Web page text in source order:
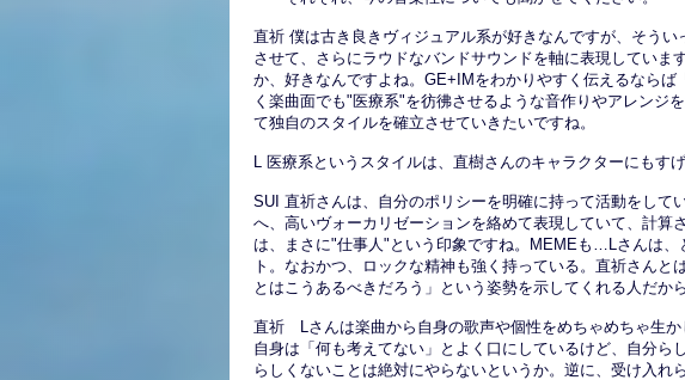
直祈 僕は古き良きヴィジュアル系が好きなんですが、そう
させて、さらにラウドなバンドサウンドを軸に表現していま
か、好きなんですよね。GE+IMをわかりやすく伝えるならば
く楽曲面でも"医療系"を彷彿させるような音作りやアレンジ
て独自のスタイルを確立させていきたいですね。
L 医療系というスタイルは、直樹さんのキャラクターにもす
SUI 直祈さんは、自分のポリシーを明確に持って活動をして
へ、高いヴォーカリゼーションを絡めて表現していて、計算
は、まさに"仕事人"という印象ですね。MEMEも…Lさんは、
ト。なおかつ、ロックな精神も強く持っている。直祈さんと
とはこうあるべきだろう」という姿勢を示してくれる人だか
直祈 Lさんは楽曲から自身の歌声や個性をめちゃめちゃ生
自身は「何も考えてない」とよく口にしているけど、自分ら
らしくないことは絶対にやらないというか。逆に、受け入れ